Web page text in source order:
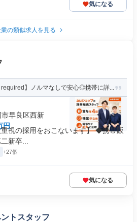
気になる
の類似求人を見る
required】ノルマなしで安心◎携帯に詳...
早良区西新
円
視の採用をおこないます】 ◆携帯販
新卒...
+27個
気になる
トスタッフ